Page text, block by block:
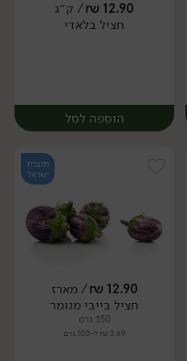
יח׳
12.90
₪/ ק״ג
חציל בלאדי
הוספה לסל
יח׳ ק״ג
תוצרת
ישראל
12.90
₪/ מארז
חציל בייבי מנומר
350 גרם
3.69 ₪ ל-100 גרם